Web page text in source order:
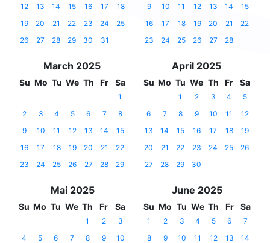
12 13 14 15 16 17
18
19
20 21 22 23 24
25
26
27 28 29 30 31
9 10 11 12 13 14
15
16
17 18 19 20 21
22
23
24 25 26 27 28
March 2025
Su Mo Tu We Th Fr Sa
1
2
3 4 5 6 7
8
9
10 11 12 13 14
15
16
17 18 19 20 21
22
23
24 25 26 27 28 29
April 2025
Su Mo Tu We Th Fr Sa
1 2 3 4
5
6
7 8 9 10 11
12
13
14 15 16 17 18
19
20
21 22 23 24 25
26
27
28 29 30
Mai 2025
Su Mo Tu We Th Fr Sa
1 2
3
4
5 6 7 8 9
10
June 2025
Su Mo Tu We Th Fr Sa
1 2 3 4 5 6
7
8
9 10 11 12 13
14